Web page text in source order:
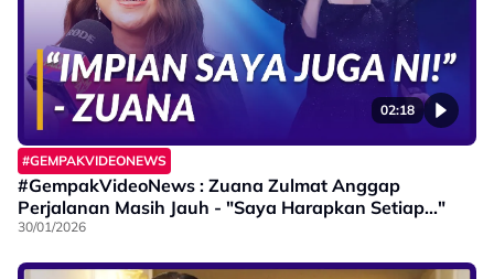
02:18
#GEMPAKVIDEONEWS
#GempakVideoNews : Zuana Zulmat Anggap
Perjalanan Masih Jauh - "Saya Harapkan Setiap..."
30/01/2026